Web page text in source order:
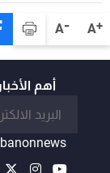
A+
A-
أهم